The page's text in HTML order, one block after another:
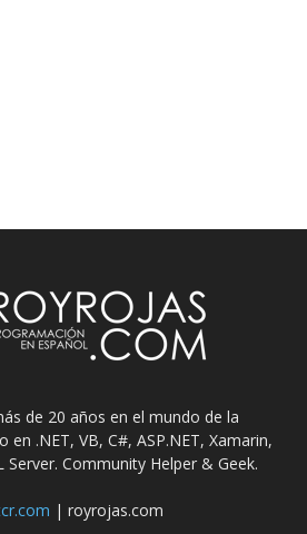
de 20 años en el mundo de la
.NET, VB, C#, ASP.NET, Xamarin,
Server. Community Helper & Geek.
| royrojas.com